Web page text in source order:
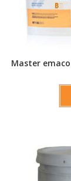
Master emaco